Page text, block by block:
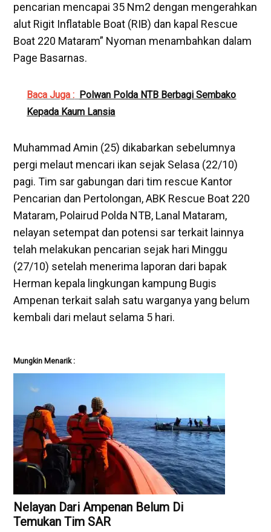
pencarian mencapai 35 Nm2 dengan mengerahkan
alut Rigit Inflatable Boat (RIB) dan kapal Rescue
Boat 220 Mataram” Nyoman menambahkan dalam
Page Basarnas.
Baca Juga : Polwan Polda NTB Berbagi Sembako
Kepada Kaum Lansia
Muhammad Amin (25) dikabarkan sebelumnya
pergi melaut mencari ikan sejak Selasa (22/10)
pagi. Tim sar gabungan dari tim rescue Kantor
Pencarian dan Pertolongan, ABK Rescue Boat 220
Mataram, Polairud Polda NTB, Lanal Mataram,
nelayan setempat dan potensi sar terkait lainnya
telah melakukan pencarian sejak hari Minggu
(27/10) setelah menerima laporan dari bapak
Herman kepala lingkungan kampung Bugis
Ampenan terkait salah satu warganya yang belum
kembali dari melaut selama 5 hari.
Mungkin Menarik :
Nelayan Dari Ampenan Belum Di
Temukan Tim SAR